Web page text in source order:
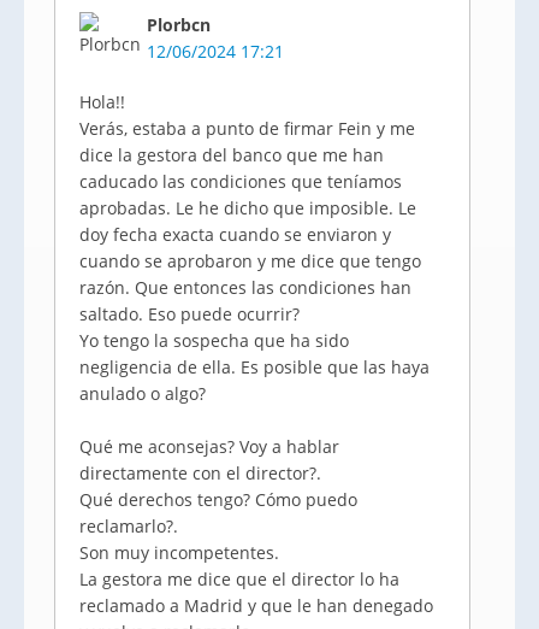
Plorbcn
12/06/2024 17:21
Hola!!
Verás, estaba a punto de firmar Fein y me
dice la gestora del banco que me han
caducado las condiciones que teníamos
aprobadas. Le he dicho que imposible. Le
doy fecha exacta cuando se enviaron y
cuando se aprobaron y me dice que tengo
razón. Que entonces las condiciones han
saltado. Eso puede ocurrir?
Yo tengo la sospecha que ha sido
negligencia de ella. Es posible que las haya
anulado o algo?
Qué me aconsejas? Voy a hablar
directamente con el director?.
Qué derechos tengo? Cómo puedo
reclamarlo?.
Son muy incompetentes.
La gestora me dice que el director lo ha
reclamado a Madrid y que le han denegado